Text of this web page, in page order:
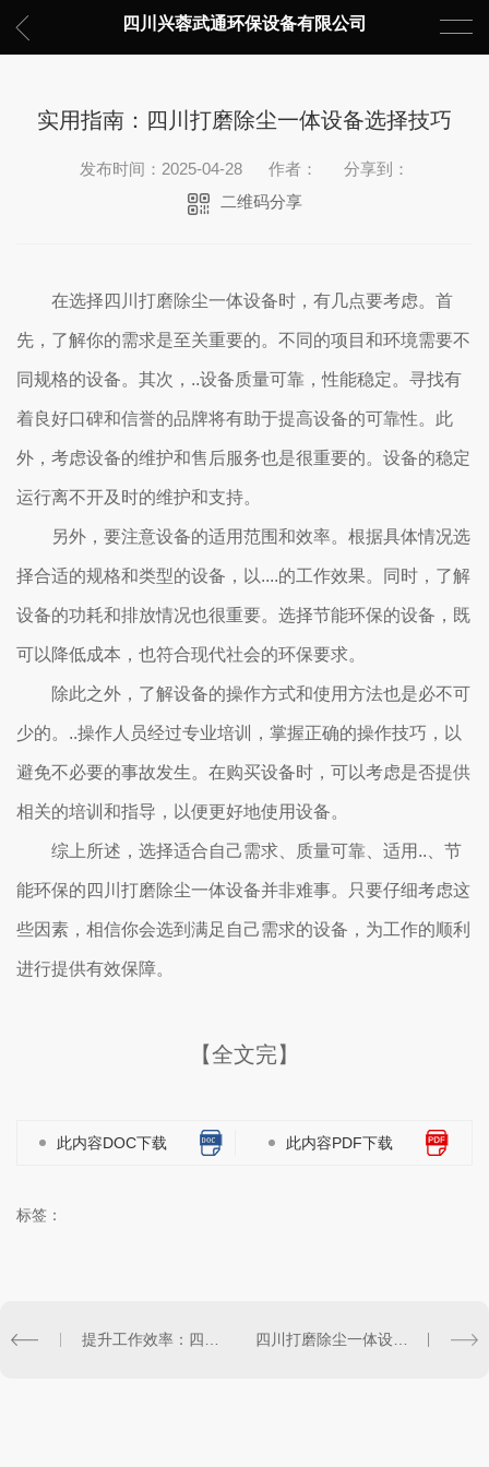
四川兴蓉武通环保设备有限公司
实用指南：四川打磨除尘一体设备选择技巧
发布时间：2025-04-28 作者：
分享到：
二维码分享
在选择四川打磨除尘一体设备时，有几点要考虑。首
先，了解你的需求是至关重要的。不同的项目和环境需要不
同规格的设备。其次，..设备质量可靠，性能稳定。寻找有
着良好口碑和信誉的品牌将有助于提高设备的可靠性。此
外，考虑设备的维护和售后服务也是很重要的。设备的稳定
运行离不开及时的维护和支持。
另外，要注意设备的适用范围和效率。根据具体情况选
择合适的规格和类型的设备，以....的工作效果。同时，了解
设备的功耗和排放情况也很重要。选择节能环保的设备，既
可以降低成本，也符合现代社会的环保要求。
除此之外，了解设备的操作方式和使用方法也是必不可
少的。..操作人员经过专业培训，掌握正确的操作技巧，以
避免不必要的事故发生。在购买设备时，可以考虑是否提供
相关的培训和指导，以便更好地使用设备。
综上所述，选择适合自己需求、质量可靠、适用..、节
能环保的四川打磨除尘一体设备并非难事。只要仔细考虑这
些因素，相信你会选到满足自己需求的设备，为工作的顺利
进行提供有效保障。
【全文完】
此内容DOC下载 此内容PDF下载
标签：